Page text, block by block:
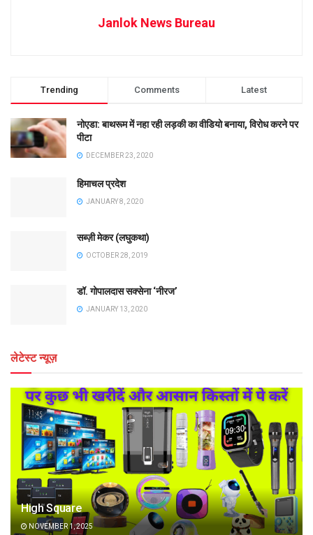
Janlok News Bureau
Trending Comments Latest
नोएडा: बाथरूम में नहा रही लड़की का वीडियो बनाया, विरोध करने पर
पीटा
DECEMBER 23, 2020
हिमाचल प्रदेश
JANUARY 8, 2020
सब्ज़ी मेकर (लघुकथा)
OCTOBER 28, 2019
डॉ. गोपालदास सक्सेना ‘नीरज’
JANUARY 13, 2020
लेटेस्ट न्यूज़
High Square
NOVEMBER 1, 2025